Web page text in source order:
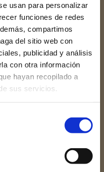
usan para personalizar
funciones de redes
compartimos
del sitio web con
publicidad y análisis
con otra información
hayan recopilado a
sus servicios.